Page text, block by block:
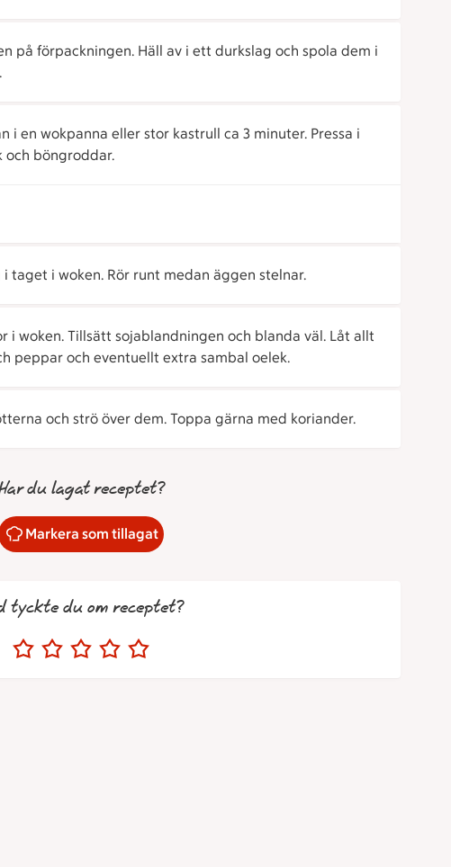
på förpackningen. Häll av i ett durkslag och spola dem i
i en wokpanna eller stor kastrull ca 3 minuter. Pressa i
och böngroddar.
taget i woken. Rör runt medan äggen stelnar.
i woken. Tillsätt sojablandningen och blanda väl. Låt allt
peppar och eventuellt extra sambal oelek.
och strö över dem. Toppa gärna med koriander.
du lagat receptet?
Markera som tillagat
tyckte du om receptet?